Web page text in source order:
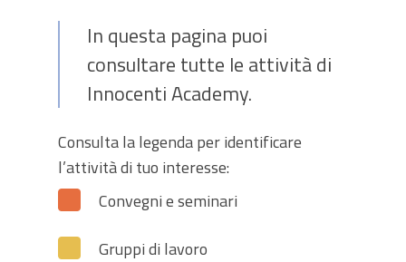
In questa pagina puoi
consultare tutte le attività di
Innocenti Academy.
Consulta la legenda per identificare
l’attività di tuo interesse:
Convegni e seminari
Gruppi di lavoro